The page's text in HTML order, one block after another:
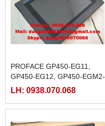
PROFACE GP450-EG11,
GP450-EG12, GP450-EGM2-
220,
LH: 0938.070.068